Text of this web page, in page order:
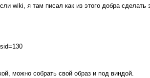
wiki, я там писал как из этого добра сделать
можно собрать свой образ и под виндой.